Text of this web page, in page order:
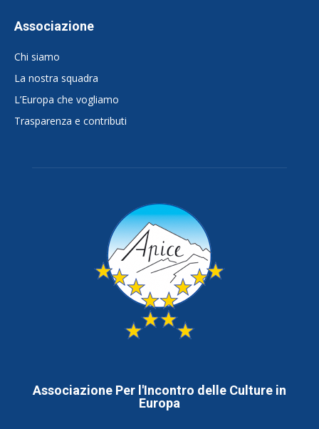
Associazione
Chi siamo
La nostra squadra
L’Europa che vogliamo
Trasparenza e contributi
Associazione Per l'Incontro delle Culture in
Europa